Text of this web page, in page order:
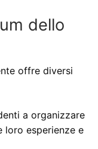
dello
offre diversi
a organizzare
loro esperienze e